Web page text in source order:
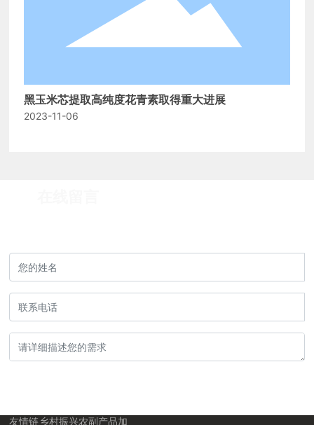
黑玉米芯提取高纯度花青素取得重大进展
2023-11-06
友情链乡村振兴农副产品加